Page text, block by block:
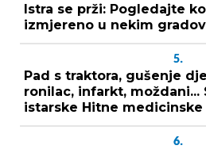
Istra se prži: Pogledajte
izmjereno u nekim
5.
Pad s traktora, gušenje
ronilac, infarkt, moždani...
istarske Hitne medicinske
6.